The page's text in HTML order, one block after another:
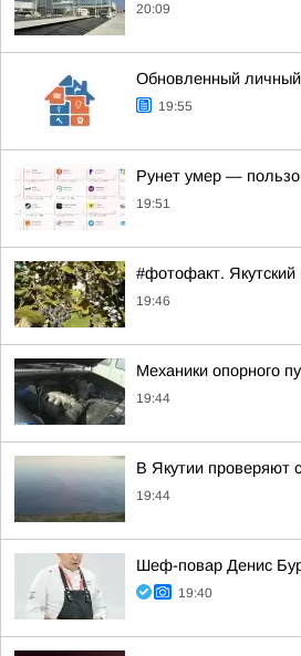
20:09
Обновленный личный
19:55
Рунет умер —
19:51
#фотофакт. Якутский
19:46
Механики опорного
19:44
В Якутии проверяют
19:44
Шеф-повар Денис
19:40